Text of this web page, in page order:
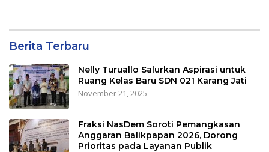
Berita Terbaru
Nelly Turuallo Salurkan Aspirasi untuk
Ruang Kelas Baru SDN 021 Karang Jati
November 21, 2025
Fraksi NasDem Soroti Pemangkasan
Anggaran Balikpapan 2026, Dorong
Prioritas pada Layanan Publik